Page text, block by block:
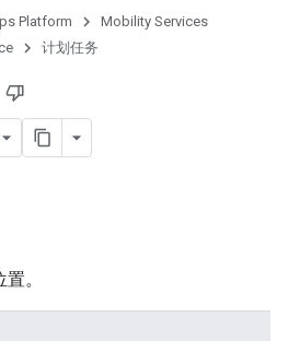
Platform
Mobility Services
计划任务
。